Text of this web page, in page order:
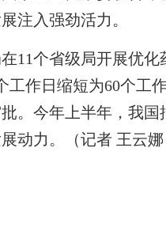
注入强劲活力。
个省级局开展优化
工作日缩短为60个工
。今年上半年，我
动力。（记者 王云